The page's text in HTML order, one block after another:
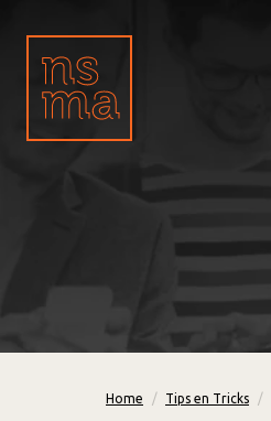
Home Tips en Tricks